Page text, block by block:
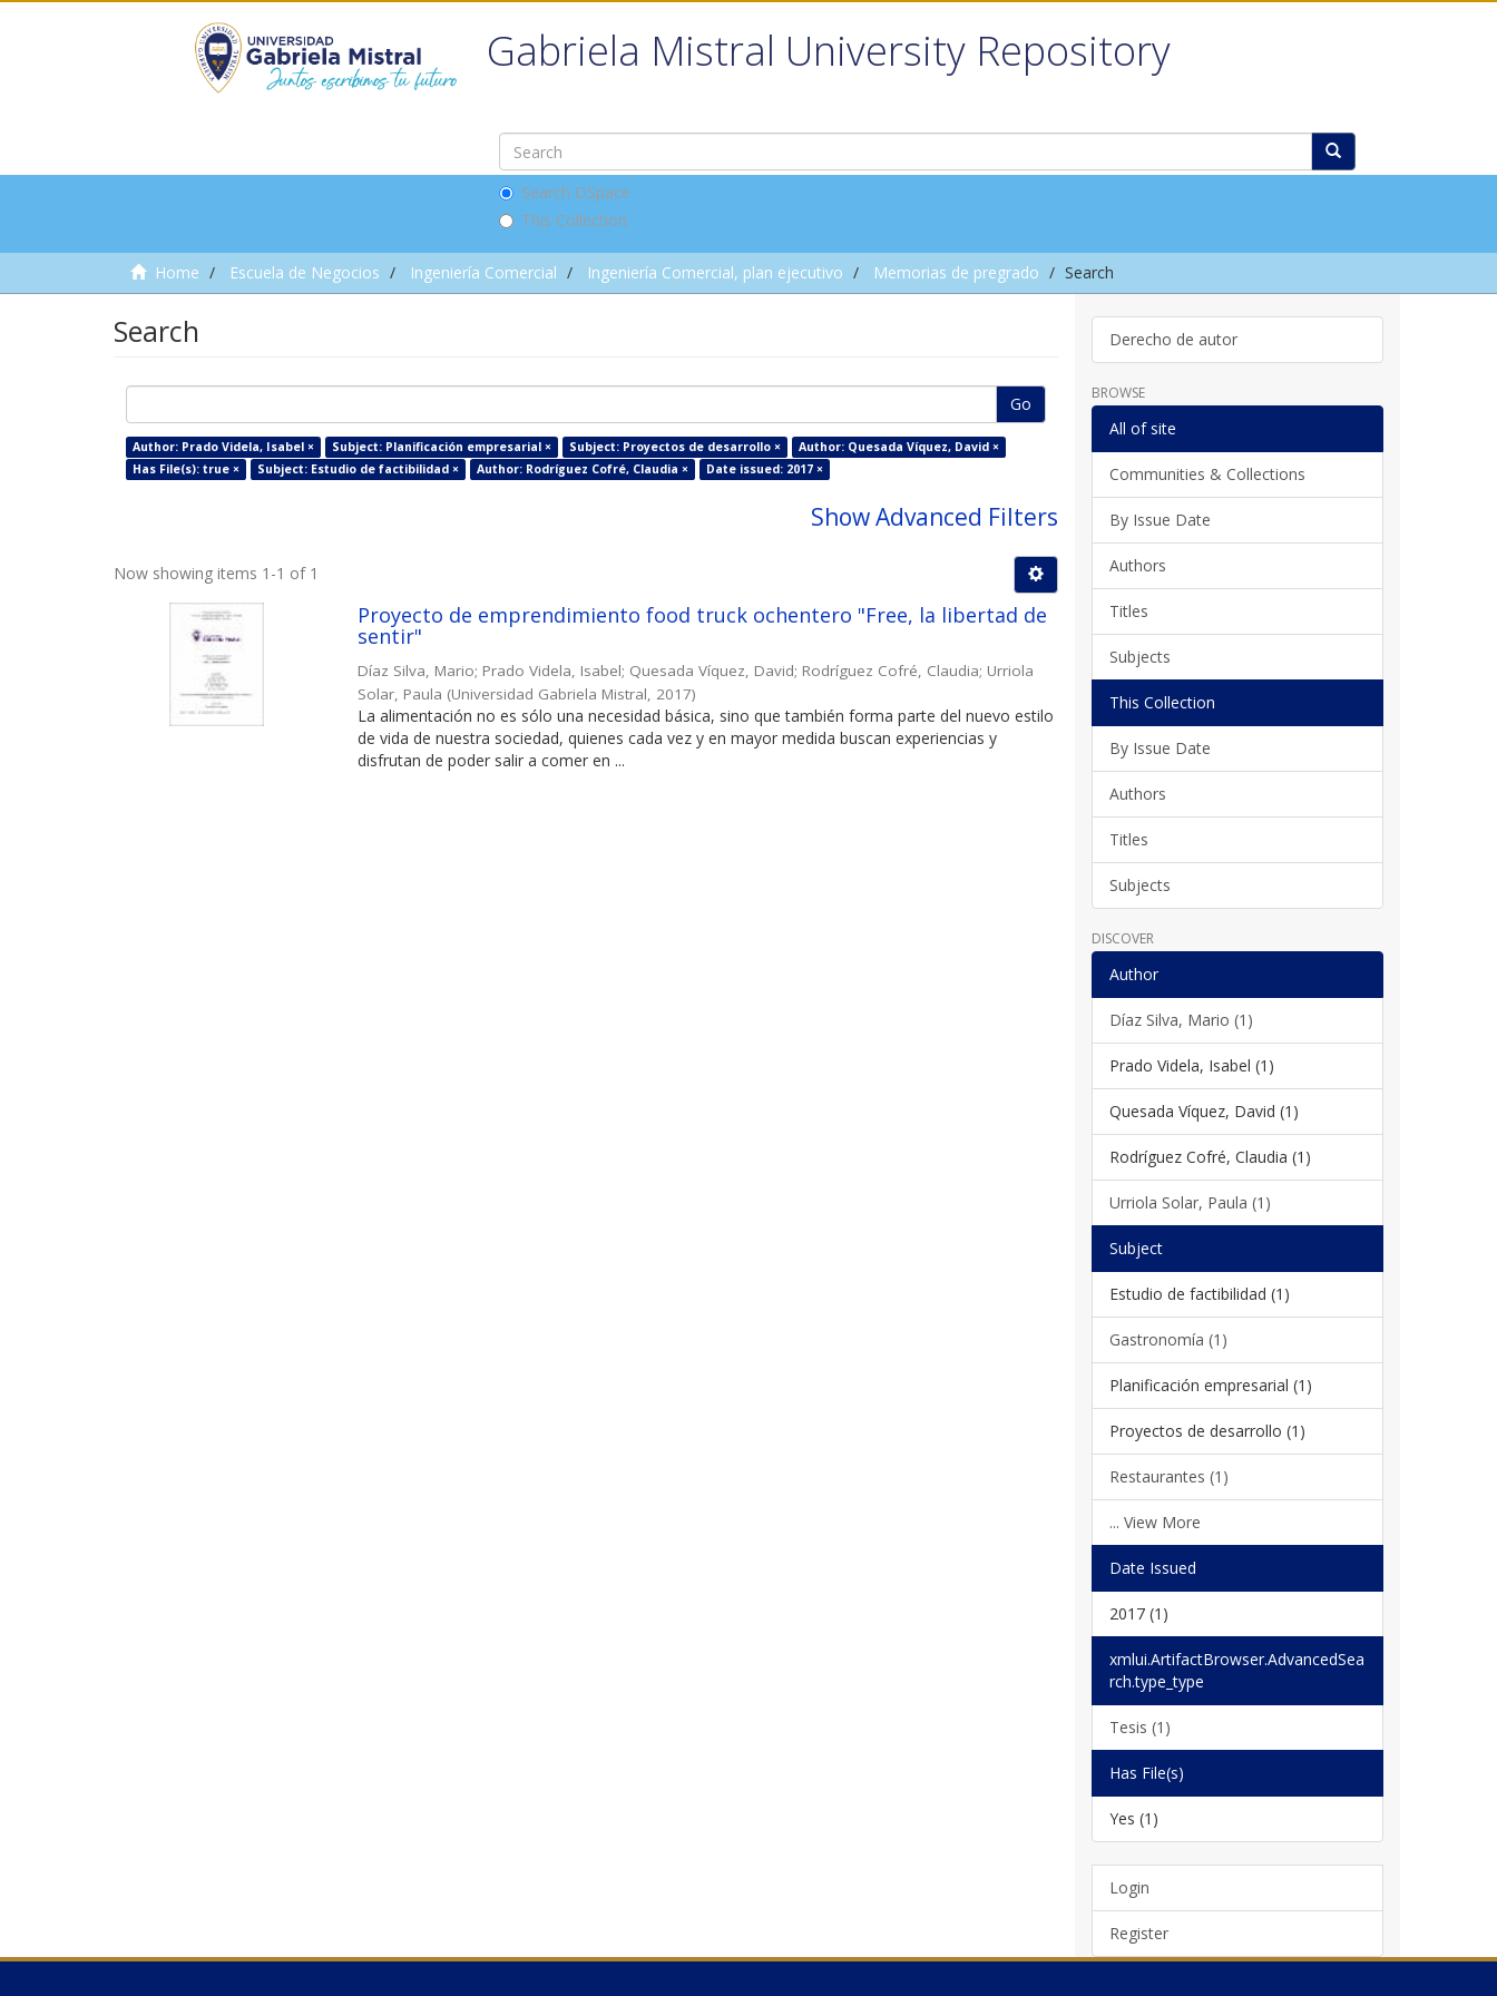
Gabriela Mistral University Repository
Search DSpace
This Collection
Home Escuela de Negocios Ingeniería Comercial Ingeniería Comercial, plan ejecutivo Memorias de pregrado Search
Search
Go
Author: Prado Videla, Isabel × Subject: Planificación empresarial × Subject: Proyectos de desarrollo ×
Author: Quesada Víquez, David ×
Has File(s): true ×
Subject: Estudio de factibilidad × Author: Rodríguez Cofré, Claudia × Date issued: 2017 ×
Show Advanced Filters
Now showing items 1-1 of 1
Proyecto de emprendimiento food truck ochentero "Free, la libertad de
sentir"
Díaz Silva, Mario; Prado Videla, Isabel; Quesada Víquez, David; Rodríguez Cofré, Claudia; Urriola
Solar, Paula (Universidad Gabriela Mistral 2017)
La alimentación no es sólo una necesidad básica, sino que también forma parte del nuevo estilo
de vida de nuestra sociedad, quienes cada vez y en mayor medida buscan experiencias y
disfrutan de poder salir a comer en ...
Derecho de autor
BROWSE
All of site
Communities & Collections
By Issue Date
Authors
Titles
Subjects
This Collection
By Issue Date
Authors
Titles
Subjects
DISCOVER
Author
Díaz Silva, Mario (1)
Prado Videla, Isabel (1)
Quesada Víquez, David (1)
Rodríguez Cofré, Claudia (1)
Urriola Solar, Paula (1)
Subject
Estudio de factibilidad (1)
Gastronomía (1)
Planificación empresarial (1)
Proyectos de desarrollo (1)
Restaurantes (1)
... View More
Date Issued
2017 (1)
xmlui.ArtifactBrowser.AdvancedSea
rch.type_type
Tesis (1)
Has File(s)
Yes (1)
Login
Register